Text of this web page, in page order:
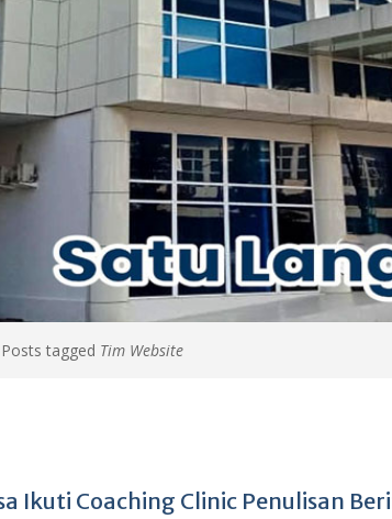
Posts tagged Tim Website
Ikuti Coaching Clinic Penulisan